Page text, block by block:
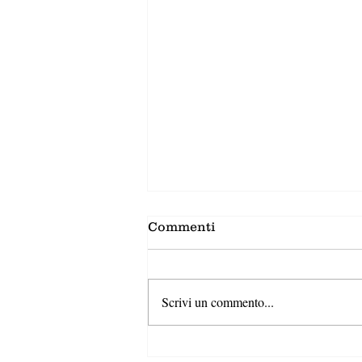
Commenti
Scrivi un commento...